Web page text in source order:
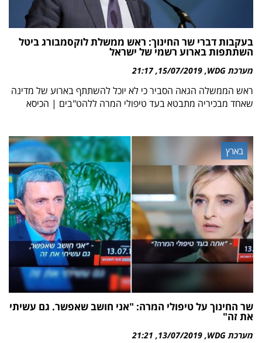
בעקבות דברי שר החינוך: ראש ממשלת לוקסמבורג ביטל
השתתפות בארוע רשמי של ישראל
מערכת WDG 15/07/2019
21:17
ראש הממשלה הגאה הסביר כי לא יוכל להשתתף בארוע של מדינה
שאחד מבכיריה מתבטא בעד טיפולי המרה ללהט"בים | הכיסא
בארץ
שר החינוך על טיפולי המרה: "אני חושב שאפשר. גם עשיתי
את זה"
מערכת WDG 13/07/2019
21:21